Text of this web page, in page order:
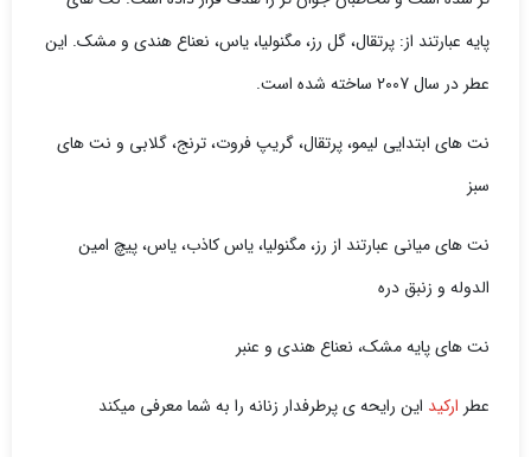
پایه عبارتند از: پرتقال، گل رز، مگنولیا، یاس، نعناع هندی و مشک. این
عطر در سال 2007 ساخته شده است.
نت های ابتدایی لیمو، پرتقال، گریپ فروت، ترنج، گلابی و نت های
سبز
نت های میانی عبارتند از رز، مگنولیا، یاس کاذب، یاس، پیچ امین
الدوله و زنبق دره
نت های پایه مشک، نعناع هندی و عنبر
عطر ارکید این رایحه ی پرطرفدار زنانه را به شما معرفی میکند